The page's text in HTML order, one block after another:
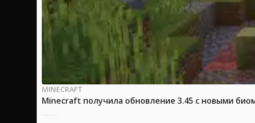
MINECRAFT
Minecraft получила обновление 3.45 с новыми